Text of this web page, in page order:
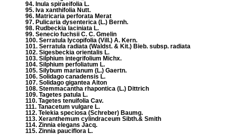
94. Inula spiraeifolia L.
95. Iva xanthifolia Nutt.
96. Matricaria perforata Merat
97. Pulicaria dysenterica (L.) Bernh.
98. Rudbeckia laciniata L.
99. Senecio fuchsii C. C. Gmelin
100. Serratula lycopifolia (Vill.) A. Kern.
101. Serratula radiata (Waldst. & Kit.) Bieb. subsp. radiata
102. Sigesbeckia orientalis L.
103. Silphium integrifolium Michx.
104. Silphium perfoliatum L.
105. Silybum marianum (L.) Gaertn.
106. Solidago canadensis L.
107. Solidago gigantea Aiton
108. Stemmacantha rhapontica (L.) Dittrich
109. Tagetes patula L.
110. Tagetes tenuifolia Cav.
111. Tanacetum vulgare L.
112. Telekia speciosa (Schreber) Baumg.
113. Xeranthemum cylindraceum Sibth.& Smith
114. Zinnia elegans Jacq.
115. Zinnia pauciflora L.